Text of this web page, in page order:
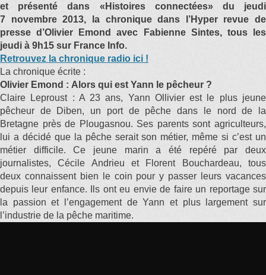
et présenté dans «Histoires connectées» du jeudi
7 novembre 2013, la chronique dans l’Hyper revue de
presse d’Olivier Emond avec Fabienne Sintes, tous les
jeudi à 9h15 sur France Info.
Retrouvez la chronique radio ici !
La chronique écrite :
Olivier Emond : Alors qui est Yann le pêcheur ?
Claire Leproust : A 23 ans, Yann Ollivier est le plus jeune
pêcheur de Diben, un port de pêche dans le nord de la
Bretagne près de Plougasnou. Ses parents sont agriculteurs,
lui a décidé que la pêche serait son métier, même si c’est un
métier difficile. Ce jeune marin a été repéré par deux
journalistes, Cécile Andrieu et Florent Bouchardeau, tous
deux connaissent bien le coin pour y passer leurs vacances
depuis leur enfance. Ils ont eu envie de faire un reportage sur
la passion et l’engagement de Yann et plus largement sur
l’industrie de la pêche maritime.